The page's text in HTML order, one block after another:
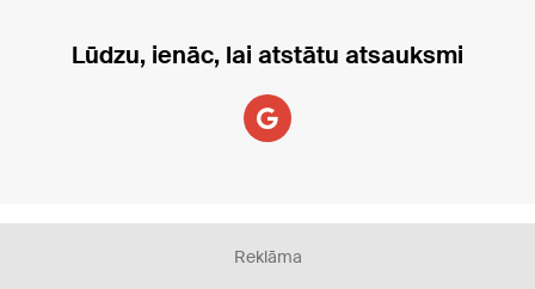
Lūdzu, ienāc, lai atstātu atsauksmi
Reklāma